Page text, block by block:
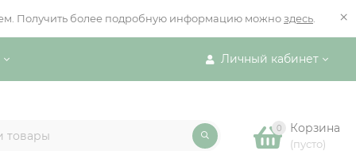
Получить более подробную информацию можно здесь ×
Личный кабинет
0 Корзина
(пусто)